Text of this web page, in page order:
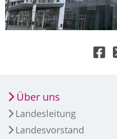
Über uns
Landesleitung
Landesvorstand